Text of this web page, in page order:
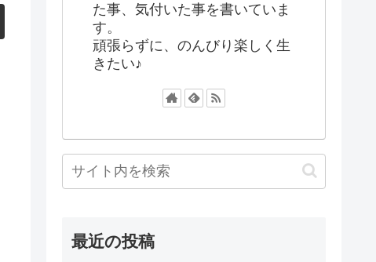
た事、気付いた事を書いていま
す。
頑張らずに、のんびり楽しく生
きたい♪
最近の投稿